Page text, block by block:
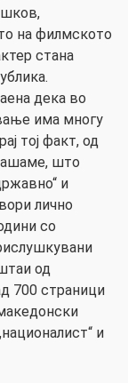
на филмското
стана
дека во
има многу
тој факт, од
што
и
лично
со
од
700 страници
и